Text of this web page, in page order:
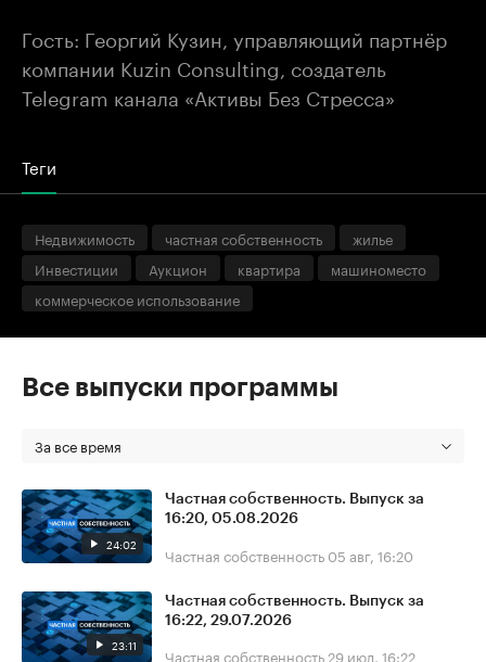
Гость: Георгий Кузин, управляющий партнёр
компании Kuzin Consulting, создатель
Telegram канала «Активы Без Стресса»
Теги
Недвижимость частная собственность
жилье
Инвестиции
Аукцион квартира
машиноместо
коммерческое использование
Все выпуски программы
За все время
24:02
Частная собственность. Выпуск за
16:20, 05.08.2026
Частная собственность 05 авг, 16:20
23:11
Частная собственность. Выпуск за
16:22, 29.07.2026
Частная собственность 29 июл, 16:22